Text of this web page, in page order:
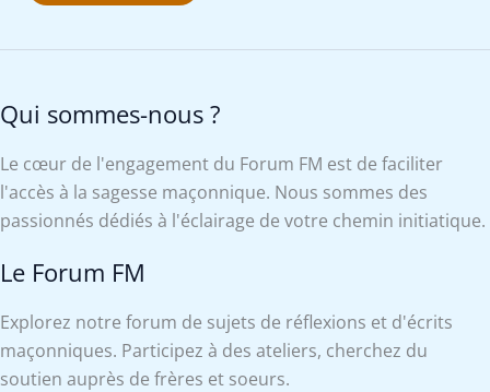
Qui sommes-nous ?
Le cœur de l'engagement du Forum FM est de faciliter
l'accès à la sagesse maçonnique. Nous sommes des
passionnés dédiés à l'éclairage de votre chemin initiatique.
Le Forum FM
Explorez notre forum de sujets de réflexions et d'écrits
maçonniques. Participez à des ateliers, cherchez du
soutien auprès de frères et soeurs.